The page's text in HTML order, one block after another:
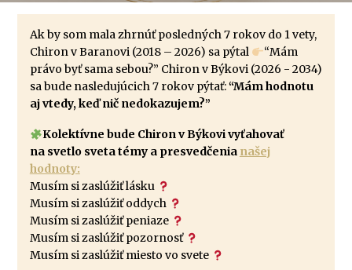
Ak by som mala zhrnúť posledných 7 rokov do 1 vety,
Chiron v Baranovi (2018 – 2026) sa pýtal
“Mám
právo byť sama sebou?” Chiron v Býkovi (2026 - 2034)
sa bude nasledujúcich 7 rokov pýtať:“Mám hodnotu
aj vtedy, keď nič nedokazujem?”
Kolektívne bude Chiron v Býkovi vyťahovať
na svetlo sveta témy a presvedčenia našej
hodnoty:
Musím si zaslúžiť lásku
Musím si zaslúžiť oddych
Musím si zaslúžiť peniaze
Musím si zaslúžiť pozornosť
Musím si zaslúžiť miesto vo svete